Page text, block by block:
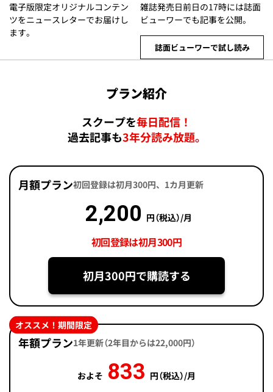
電子版限定オリジナルコンテン
ツをニュースレターでお届けし
ます。
雑誌発売日前日の17時には誌面
ビューワーでも記事を公開。
誌面ビューワーで試し読み
プラン紹介
スクープを毎日配信！
過去記事も3年分読み放題。
月額プラン初回登録は初月300円、1カ月更新
2,200 円（税込）/月
初回登録は初月300円
初月300円で購読する
年額プラン1年更新（2年目からは22,000円）
およそ 833 円（税込）/月
オススメ！期間限定